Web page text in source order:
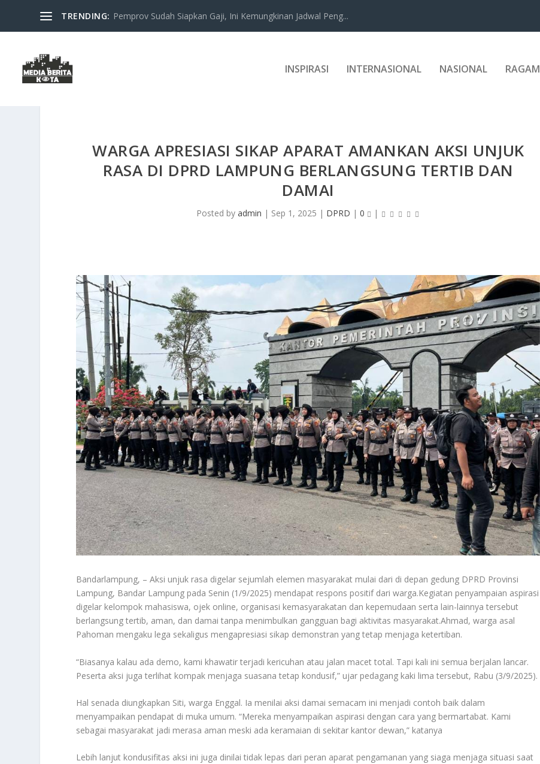
TRENDING: Pemprov Sudah Siapkan Gaji, Ini Kemungkinan Jadwal Peng...
INSPIRASI INTERNASIONAL NASIONAL RAGAM
WARGA APRESIASI SIKAP APARAT AMANKAN AKSI UNJUK
RASA DI DPRD LAMPUNG BERLANGSUNG TERTIB DAN
DAMAI
Posted by admin | Sep 1, 2025 | DPRD | 0 |
Bandarlampung, – Aksi unjuk rasa digelar sejumlah elemen masyarakat mulai dari di depan gedung DPRD Provinsi
Lampung, Bandar Lampung pada Senin (1/9/2025) mendapat respons positif dari warga.Kegiatan penyampaian aspirasi
digelar kelompok mahasiswa, ojek online, organisasi kemasyarakatan dan kepemudaan serta lain-lainnya tersebut
berlangsung tertib, aman, dan damai tanpa menimbulkan gangguan bagi aktivitas masyarakat.Ahmad, warga asal
Pahoman mengaku lega sekaligus mengapresiasi sikap demonstran yang tetap menjaga ketertiban.
“Biasanya kalau ada demo, kami khawatir terjadi kericuhan atau jalan macet total. Tapi kali ini semua berjalan lancar.
Peserta aksi juga terlihat kompak menjaga suasana tetap kondusif,” ujar pedagang kaki lima tersebut, Rabu (3/9/2025).
Hal senada diungkapkan Siti, warga Enggal. Ia menilai aksi damai semacam ini menjadi contoh baik dalam
menyampaikan pendapat di muka umum. “Mereka menyampaikan aspirasi dengan cara yang bermartabat. Kami
sebagai masyarakat jadi merasa aman meski ada keramaian di sekitar kantor dewan,” katanya
Lebih lanjut kondusifitas aksi ini juga dinilai tidak lepas dari peran aparat pengamanan yang siaga menjaga situasi saat